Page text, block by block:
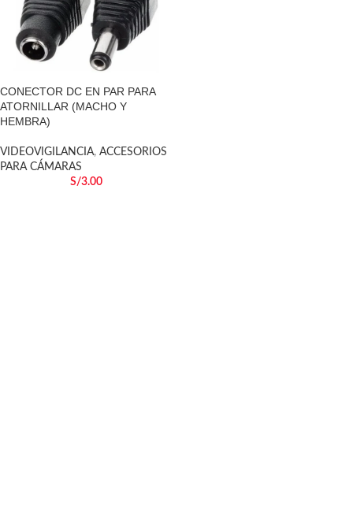
CONECTOR DC EN PAR PARA
ATORNILLAR (MACHO Y
HEMBRA)
VIDEOVIGILANCIA, ACCESORIOS
PARA CÁMARAS
S/3.00